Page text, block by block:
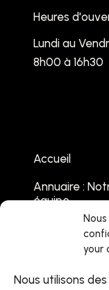
your
Nous utilisons
Heures
Lundi au
8h00 à 16h30
Accueil
Annuaire :
équipe